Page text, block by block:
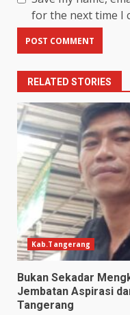
for the next time I
RELATED STORIES
Kab.Tangerang
Bukan Sekadar
Jembatan Aspirasi
Tangerang